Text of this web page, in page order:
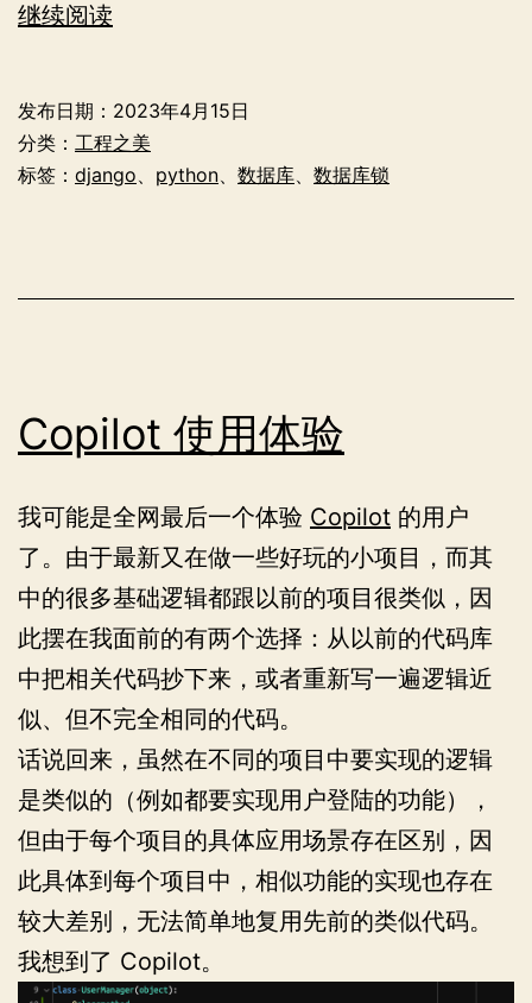
继续阅读
select_for_update(skip_locked)
发布日期： 2023年4月15日
分类： 工程之美
标签： django、 python、 数据库、 数据库锁
Copilot 使用体验
我可能是全网最后一个体验 Copilot 的用户
了。由于最新又在做一些好玩的小项目，而其
中的很多基础逻辑都跟以前的项目很类似，因
此摆在我面前的有两个选择：从以前的代码库
中把相关代码抄下来，或者重新写一遍逻辑近
似、但不完全相同的代码。
话说回来，虽然在不同的项目中要实现的逻辑
是类似的（例如都要实现用户登陆的功能），
但由于每个项目的具体应用场景存在区别，因
此具体到每个项目中，相似功能的实现也存在
较大差别，无法简单地复用先前的类似代码。
我想到了 Copilot。